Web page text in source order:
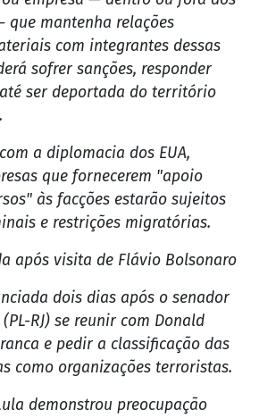
que mantenha relações
com integrantes dessas
sofrer sanções, responder
ser deportada do território
a diplomacia dos EUA,
que fornecerem "apoio
às facções estarão sujeitos
e restrições migratórias.
após visita de Flávio Bolsonaro
dois dias após o senador
RJ) se reunir com Donald
e pedir a classificação das
como organizações terroristas.
demonstrou preocupação